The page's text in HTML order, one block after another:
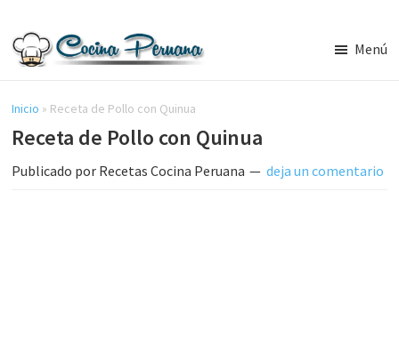
contenido
lateral
principal
Cocina
Peruana,
Recetas
de
Comida
Menú
Inicio » Receta de Pollo con Quinua
Receta de Pollo con Quinua
Publicado por Recetas Cocina Peruana deja un comentario